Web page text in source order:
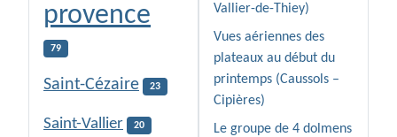
provence
79
Saint-Cézaire 23
Saint-Vallier 20
Vallier-de-Thiey)
Vues aériennes des
plateaux au début du
printemps (Caussols –
Cipières)
Le groupe de 4 dolmens